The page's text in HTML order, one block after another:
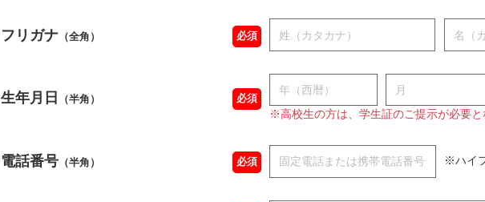
フリガナ （全角） 必須
生年月日 （半角） 必須
※高校生の方は、学生証のご提示が必要と
電話番号 （半角） 必須 ※ハイ